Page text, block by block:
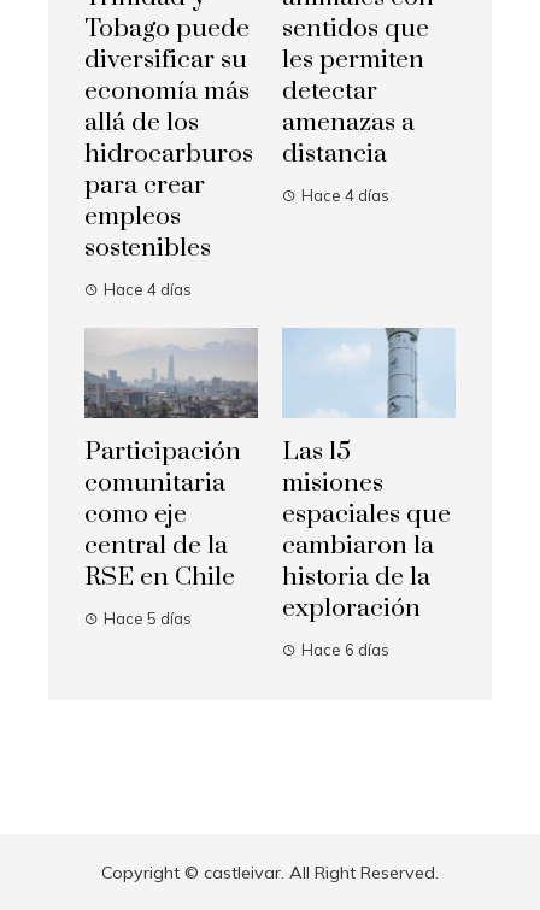
Tobago puede
diversificar su
economía más
allá de los
hidrocarburos
para crear
empleos
sostenibles
Hace 4 días
sentidos que
les permiten
detectar
amenazas a
distancia
Hace 4 días
Participación
comunitaria
como eje
central de la
RSE en Chile
Hace 5 días
Las 15
misiones
espaciales que
cambiaron la
historia de la
exploración
Hace 6 días
Copyright © castleivar. All Right Reserved.